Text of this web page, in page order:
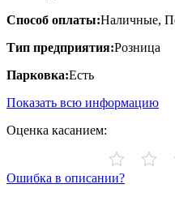
Способ оплаты:Наличные,
Тип предприятия:Розница
Парковка:Есть
Показать всю информацию
Оценка касанием:
Ошибка в описании?